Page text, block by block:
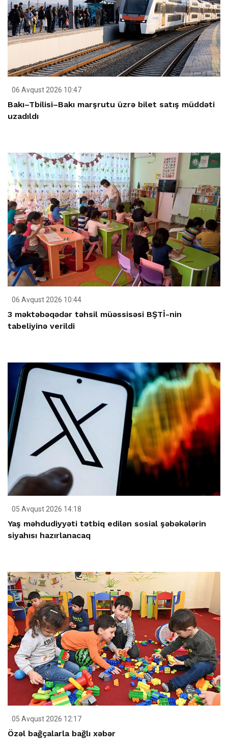
06 Avqust 2026 10:47
Bakı–Tbilisi–Bakı marşrutu üzrə bilet satış müddəti
uzadıldı
06 Avqust 2026 10:44
3 məktəbəqədər təhsil müəssisəsi BŞTİ-nin
tabeliyinə verildi
05 Avqust 2026 14:18
Yaş məhdudiyyəti tətbiq edilən sosial şəbəkələrin
siyahısı hazırlanacaq
05 Avqust 2026 12:17
Özəl bağçalarla bağlı xəbər